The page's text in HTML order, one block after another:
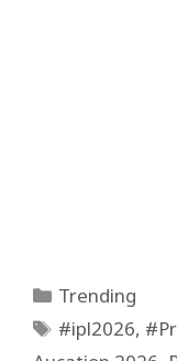
Categories
Trending
Tags
#ipl2026,